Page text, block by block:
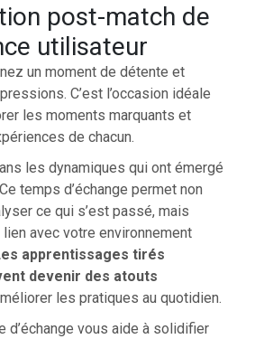
post-match de
utilisateur
un moment de détente et
C’est l’occasion idéale
les moments marquants et
de chacun.
les dynamiques qui ont émergé
temps d’échange permet non
ce qui s’est passé, mais
avec votre environnement
apprentissages tirés
devenir des atouts
les pratiques au quotidien.
d’échange vous aide à solidifier